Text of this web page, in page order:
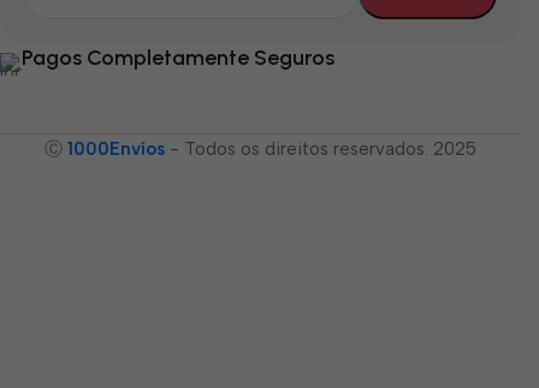
Pagos Completamente Seguros
Ⓒ 1000Envíos - Todos os direitos reservados. 2025